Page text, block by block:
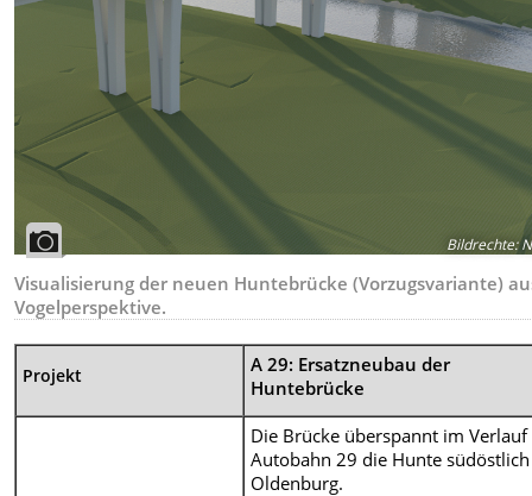
Bildrechte:
Visualisierung der neuen Huntebrücke (Vorzugsvariante)
Vogelperspektive.
Projekt
A 29: Ersatzneubau der
Huntebrücke
Die Brücke überspannt im
Autobahn 29 die Hunte
Oldenburg.